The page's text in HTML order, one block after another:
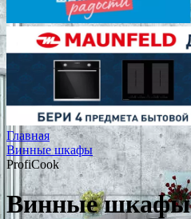
Главная
Винные шкафы
ProfiCook
Винные шкафы